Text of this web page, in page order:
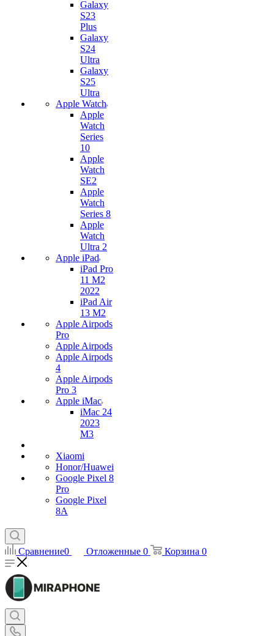
Galaxy
S23
Plus
Galaxy
S24
Ultra
Galaxy
S25
Ultra
Apple Watch
Apple
Watch
Series
10
Apple
Watch
SE2
Apple
Watch
Series 8
Apple
Watch
Ultra 2
Apple iPad
iPad Pro
11 M2
2022
iPad Air
13 M2
Apple Airpods
Pro
Apple Airpods
Apple Airpods
4
Apple Airpods
Pro 3
Apple iMac
iMac 24
2023
M3
Xiaomi
Honor/Huawei
Google Pixel 8
Pro
Google Pixel
8A
Сравнение0 Отложенные 0 Корзина 0